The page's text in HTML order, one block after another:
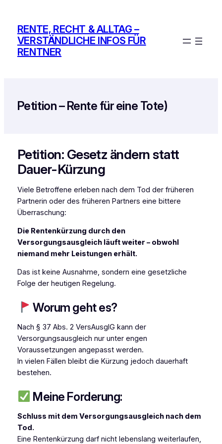
springen
RENTE, RECHT & ALLTAG –
VERSTÄNDLICHE INFOS FÜR
RENTNER
Petition – Rente für eine Tote)
Petition: Gesetz ändern statt
Dauer-Kürzung
Viele Betroffene erleben nach dem Tod der früheren
Partnerin oder des früheren Partners eine bittere
Überraschung:
Die Rentenkürzung durch den
Versorgungsausgleich läuft weiter – obwohl
niemand mehr Leistungen erhält.
Das ist keine Ausnahme, sondern eine gesetzliche
Folge der heutigen Regelung.
Worum geht es?
Nach § 37 Abs. 2 VersAusglG kann der
Versorgungsausgleich nur unter engen
Voraussetzungen angepasst werden.
In vielen Fällen bleibt die Kürzung jedoch dauerhaft
bestehen.
Meine Forderung:
Schluss mit dem Versorgungsausgleich nach dem
Tod.
Eine Rentenkürzung darf nicht lebenslang weiterlaufen,